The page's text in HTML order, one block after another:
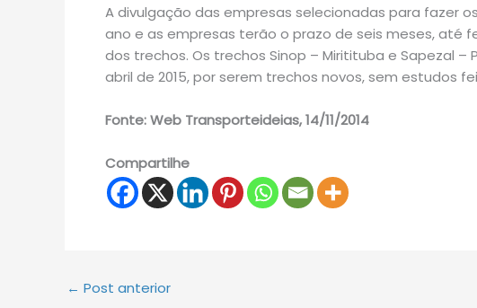
A divulgação das empresas selecionadas para fazer
ano e as empresas terão o prazo de seis meses, até
dos trechos. Os trechos Sinop – Miritituba e Sapezal
abril de 2015, por serem trechos novos, sem estudos
Fonte: Web Transporteideias, 14/11/2014
Compartilhe
← Post anterior